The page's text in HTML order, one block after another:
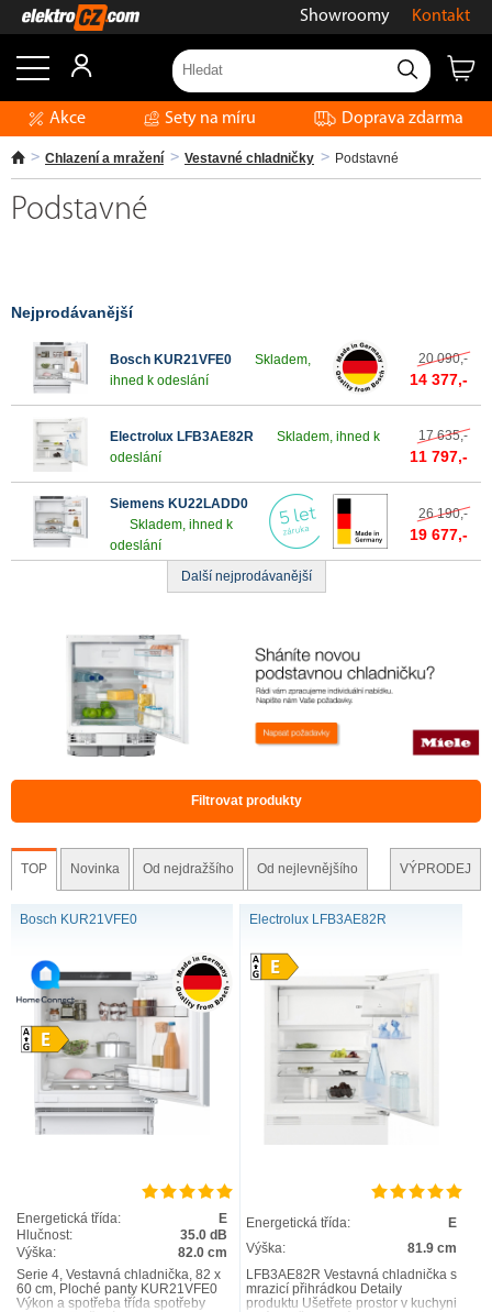
Showroomy Kontakt
Akce Sety na míru Doprava zdarma
Chlazení a mražení Vestavné chladničky Podstavné
Podstavné
Nejprodávanější
Bosch KUR21VFE0
Skladem,
ihned k odeslání
20 090,-
14 377,-
Electrolux LFB3AE82R
Skladem, ihned k
odeslání
17 635,-
11 797,-
Siemens KU22LADD0
Skladem, ihned k
odeslání
26 190,-
19 677,-
Další nejprodávanější
Filtrovat produkty
TOP Novinka Od nejdražšího Od nejlevnějšího VÝPRODEJ
Bosch KUR21VFE0
Energetická třída:
E
Hlučnost:
35.0 dB
Výška:
82.0 cm
Serie 4, Vestavná chladnička, 82 x
60 cm, Ploché panty KUR21VFE0
Výkon a spotřeba třída spotřeby
Electrolux LFB3AE82R
Energetická třída:
E
Výška:
81.9 cm
LFB3AE82R Vestavná chladnička s
mrazicí přihrádkou Detaily
produktu Ušetřete prostor v kuchyni